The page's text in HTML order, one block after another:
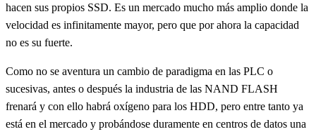
hacen sus propios SSD. Es un mercado mucho más amplio donde la
velocidad es infinitamente mayor, pero que por ahora la capacidad
no es su fuerte.
Como no se aventura un cambio de paradigma en las PLC o
sucesivas, antes o después la industria de las NAND FLASH
frenará y con ello habrá oxígeno para los HDD, pero entre tanto ya
está en el mercado y probándose duramente en centros de datos una